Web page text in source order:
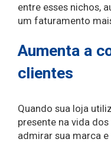
entre esses nichos,
um faturamento
Aumenta a
clientes
Quando sua loja
presente na vida
admirar sua marca